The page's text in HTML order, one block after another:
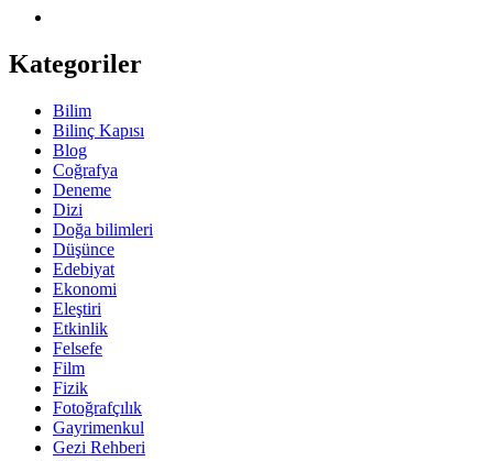
Kategoriler
Bilim
Bilinç Kapısı
Blog
Coğrafya
Deneme
Dizi
Doğa bilimleri
Düşünce
Edebiyat
Ekonomi
Eleştiri
Etkinlik
Felsefe
Film
Fizik
Fotoğrafçılık
Gayrimenkul
Gezi Rehberi